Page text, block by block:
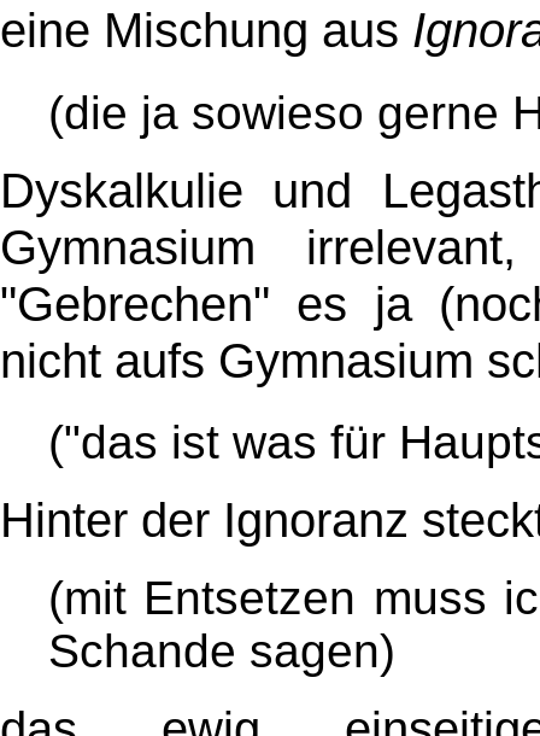
eine Mischung aus
(die ja sowieso gerne
Dyskalkulie und
Gymnasium
"Gebrechen" es ja
nicht aufs Gymnasium
("das ist was für
Hinter der Ignoranz
(mit Entsetzen muss
Schande sagen)